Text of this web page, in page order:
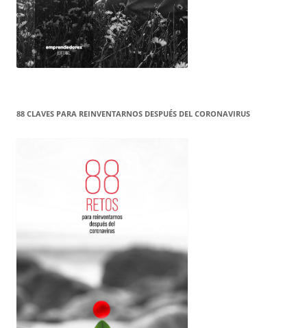
88 CLAVES PARA REINVENTARNOS DESPUÉS DEL CORONAVIRUS